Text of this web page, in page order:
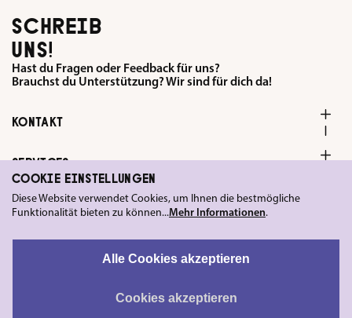
SCHREIB
UNS!
Hast du Fragen oder Feedback für uns?
Brauchst du Unterstützung? Wir sind für dich da!
KONTAKT
SERVICES
FOLGE UNS
COOKIE EINSTELLUNGEN
Diese Website verwendet Cookies, um Ihnen die bestmögliche
Funktionalität bieten zu können...Mehr Informationen.
Cookies akzeptieren
Alle Cookies akzeptieren